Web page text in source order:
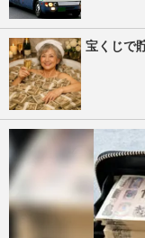
宝くじで